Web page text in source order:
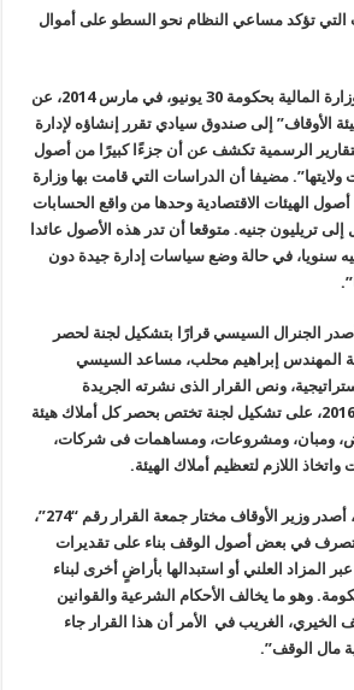
التي تؤكد مساعي النظام نحو السطو على أموال
أولا: كشف مسئول بارز بوزارة المالية بحكومة 30 يونيو، في مارس 2014، عن
الأوقاف” إلى صندوق سيادي تقرر إنشاؤه لإدارة
الرسمية تكشف عن أن جزءًا كبيرًا من أصول
مضيفا أن الدراسات التي قامت بها وزارة
أصول الهيئات الاقتصادية وحدها من واقع الحسابات
إلى تريليون جنيه. متوقعا أن تدر هذه الأصول عائدا
100 مليار جنيه سنويا، في حالة وضع سياسات إدارة جيدة دون
”.
فى 14 يوليو 2016، أصدر الجنرال السيسي قرارًا بتشكيل لجنة لحصر
المهندس إبراهيم محلب، مساعد السيسي
ونص القرار الذى نشرته الجريدة
الرسمية برقم 300 لسنة 2016، على تشكيل لجنة تختص بحصر كل أملاك هيئة
ومبان، ومشروعات، ومساهمات فى شركات،
اللازم لتعظيم أملاك الهيئة.
“274”
،
في بعض أصول الوقف بناء على تقديرات
المزاد العلني أو استبدالها بأراضٍ أخرى لبناء
وهو ما يخالف الأحكام الشرعية والقوانين
الخيري، الغريب في الأمر أن هذا القرار جاء
مال الوقف”.